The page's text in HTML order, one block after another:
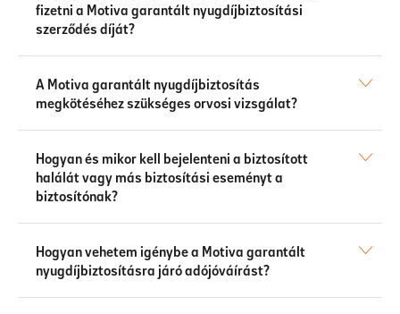
fizetni a Motiva garantált nyugdíjbiztosítási
szerződés díját?
A Motiva garantált nyugdíjbiztosítás
megkötéséhez szükséges orvosi vizsgálat?
Hogyan és mikor kell bejelenteni a biztosított
halálát vagy más biztosítási eseményt a
biztosítónak?
Hogyan vehetem igénybe a Motiva garantált
nyugdíjbiztosításra járó adójóváírást?